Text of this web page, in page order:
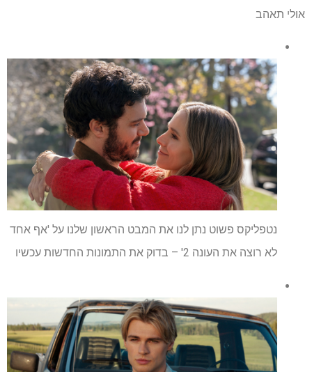
אולי תאהב
נטפליקס פשוט נתן לנו את המבט הראשון שלנו על 'אף אחד
לא רוצה את העונה 2' – בדוק את התמונות החדשות עכשיו